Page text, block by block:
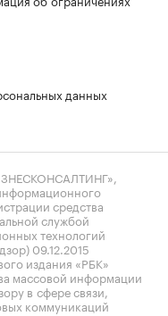
данных
средства
службой
технологий
09.12.2015
издания «РБК»
массовой информации
в сфере связи,
коммуникаций